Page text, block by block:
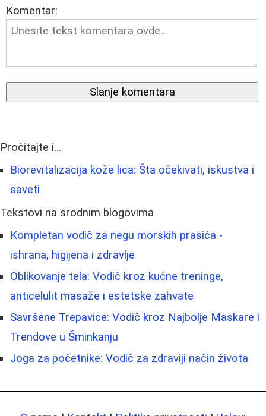
Komentar:
Slanje komentara
Pročitajte i...
Biorevitalizacija kože lica: Šta očekivati, iskustva i
saveti
Tekstovi na srodnim blogovima
Kompletan vodič za negu morskih prasića -
ishrana, higijena i zdravlje
Oblikovanje tela: Vodič kroz kućne treninge,
anticelulit masaže i estetske zahvate
Savršene Trepavice: Vodič kroz Najbolje Maskare i
Trendove u Šminkanju
Joga za početnike: Vodič za zdraviji način života